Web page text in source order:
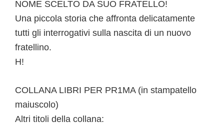
NOME SCELTO DA SUO FRATELLO!
Una piccola storia che affronta delicatamente
tutti gli interrogativi sulla nascita di un nuovo
fratellino.
H!
COLLANA LIBRI PER PR1MA (in stampatello
maiuscolo)
Altri titoli della collana: